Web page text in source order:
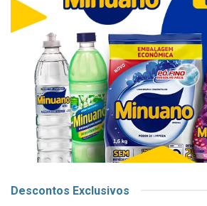
Descontos Exclusivos